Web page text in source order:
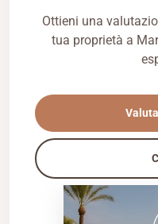
Ottieni una
tua proprietà a